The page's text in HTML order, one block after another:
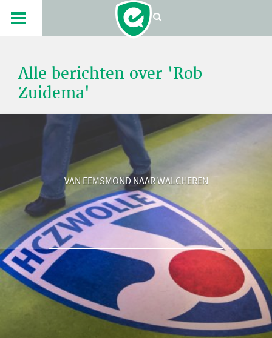
Alle berichten over 'Rob
Zuidema'
VAN EEMSMOND NAAR WALCHEREN